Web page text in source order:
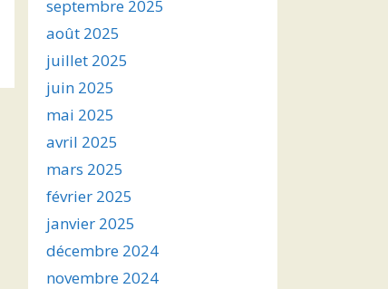
septembre 2025
août 2025
juillet 2025
juin 2025
mai 2025
avril 2025
mars 2025
février 2025
janvier 2025
décembre 2024
novembre 2024